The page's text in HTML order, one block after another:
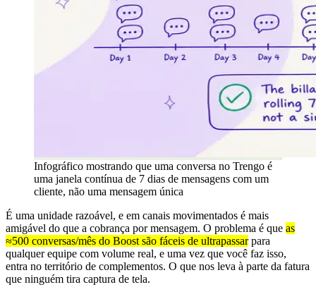
Infográfico mostrando que uma conversa no Trengo é
uma janela contínua de 7 dias de mensagens com um
cliente, não uma mensagem única
É uma unidade razoável, e em canais movimentados é mais
amigável do que a cobrança por mensagem. O problema é que as
≈500 conversas/mês do Boost são fáceis de ultrapassarpara
qualquer equipe com volume real, e uma vez que você faz isso,
entra no território de complementos. O que nos leva à parte da fatura
que ninguém tira captura de tela.